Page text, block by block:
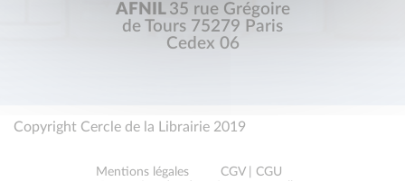
AFNIL 35 rue Grégoire
de Tours 75279 Paris
Cedex 06
Copyright Cercle de la Librairie 2019
Mentions légales
CGV | CGU